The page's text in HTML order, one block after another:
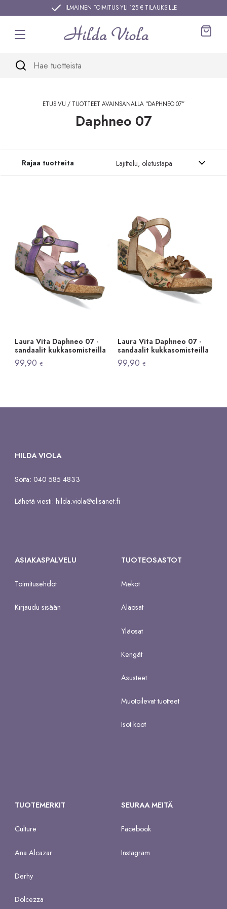
ILMAINEN TOIMITUS YLI 125 € TILAUKSILLE
ETUSIVU / TUOTTEET AVAINSANALLA “DAPHNEO 07”
Daphneo 07
Siirry tuotteisiin
Rajaa tuotteita
Laura Vita Daphneo 07 -
sandaalit kukkasomisteilla
99,90€
Laura Vita Daphneo 07 -
sandaalit kukkasomisteilla
99,90 €
HILDA VIOLA
Soita: 040 585 4833
Lähetä viesti:hilda.viola@elisanet.fi
ASIAKASPALVELU
Toimitusehdot
Kirjaudu sisään
TUOTEOSASTOT
Mekot
Alaosat
Yläosat
Kengät
Asusteet
Muotoilevat tuotteet
Isot koot
TUOTEMERKIT
Culture
Ana Alcazar
Derhy
Dolcezza
SEURAA MEITÄ
Facebook
Instagram